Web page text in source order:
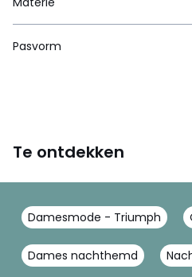
Pasvorm
Te ontdekken
Damesmode - Triumph
Dames nachthemd